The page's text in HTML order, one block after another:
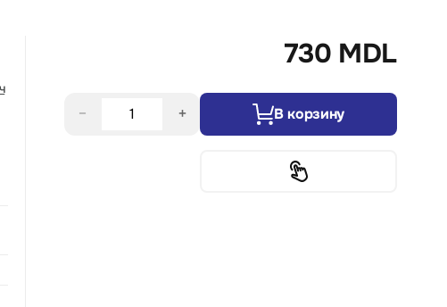
730 MDL
− + В корзину